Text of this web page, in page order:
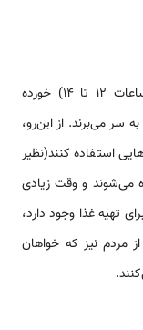
ناهار وعده غذایی است که معمولاً ظهر(بین ساعات 12 تا 14) خورده
می‌برند. از این‌رو،
استفاده کنند(نظیر
می‌شوند و وقت زیادی
تهیه غذا وجود دارد،
مردم نیز که خواهان